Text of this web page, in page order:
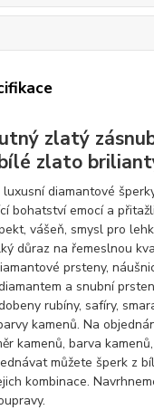
zlatý
zlato
diamantové
bohatství emocí a
vášeň, smysl pro
důraz na řemeslnou
prsteny,
a snubní
rubíny, safíry,
kamenů. Na
kamenů, barva
můžete šperk z
kombinace.